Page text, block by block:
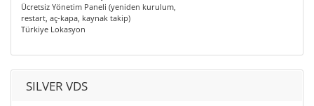
Ücretsiz Yönetim Paneli (yeniden kurulum,
restart, aç-kapa, kaynak takip)
Türkiye Lokasyon
SILVER VDS